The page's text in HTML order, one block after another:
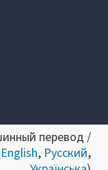
перевод /
English, Русский,